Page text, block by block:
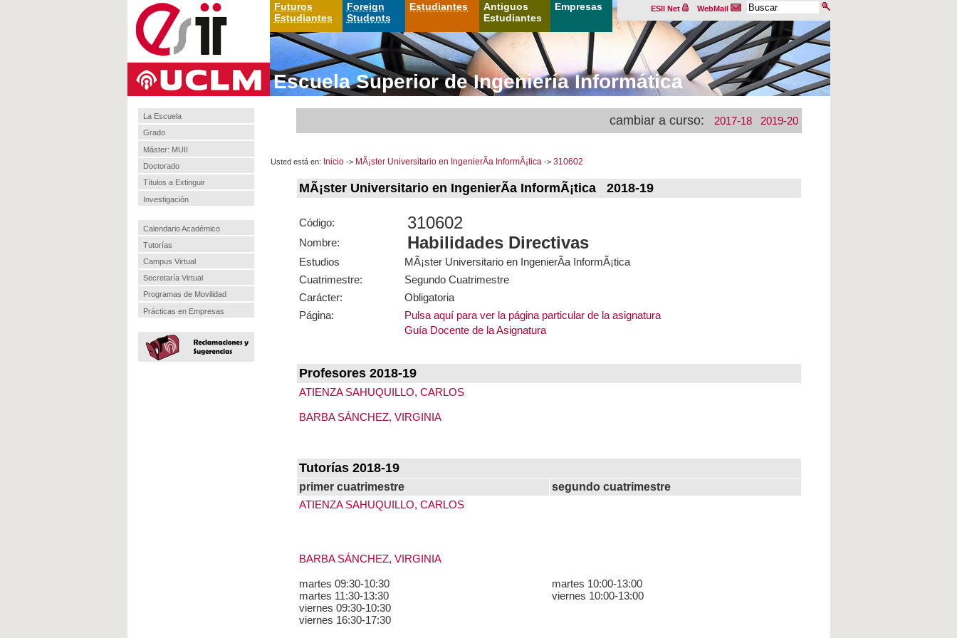
Futuros
Estudiantes
Foreign
Students
Estudiantes Antiguos
Estudiantes
Empresas WebMail
ESII Net
Escuela Superior de Ingeniería Informática
La Escuela
Grado
Máster: MUII
Doctorado
Títulos a Extinguir
Investigación
Calendario Académico
Tutorías
Campus Virtual
Secretaría Virtual
Programas de Movilidad
Prácticas en Empresas
cambiar a curso: 2017-18 2019-20
Usted está en: Inicio-> MÃ¡ster Universitario en IngenierÃ­a InformÃ¡tica -> 310602
MÃ¡ster Universitario en IngenierÃ­a InformÃ¡tica 2018-19
Código: 310602
Nombre: Habilidades Directivas
Estudios
MÃ¡ster Universitario en IngenierÃ­a InformÃ¡tica
Cuatrimestre:
Segundo Cuatrimestre
Carácter:
Obligatoria
Página:
Pulsa aquí para ver la página particular de la asignatura
Guía Docente de la Asignatura
Profesores 2018-19
ATIENZA SAHUQUILLO, CARLOS
BARBA SÁNCHEZ, VIRGINIA
Tutorías 2018-19
primer cuatrimestre
segundo cuatrimestre
ATIENZA SAHUQUILLO, CARLOS
BARBA SÁNCHEZ, VIRGINIA
martes 09:30-10:30
martes 11:30-13:30
viernes 09:30-10:30
viernes 16:30-17:30
martes 10:00-13:00
viernes 10:00-13:00